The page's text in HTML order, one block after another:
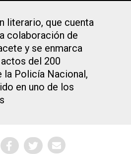
literario, que cuenta
colaboración de
y se enmarca
del 200
la Policía Nacional,
en uno de los